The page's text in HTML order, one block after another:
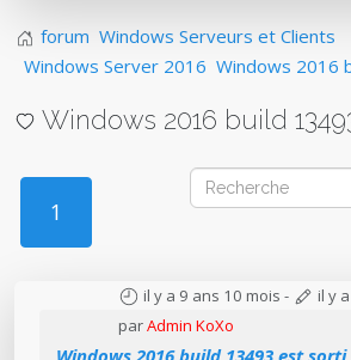
forum Windows Serveurs et Clients
Windows Server 2016 Windows 2016
Windows 2016 build
1
il y a 9 ans 10 mois - il y
parAdmin KoXo
Windows 2016 build 13493 est sorti